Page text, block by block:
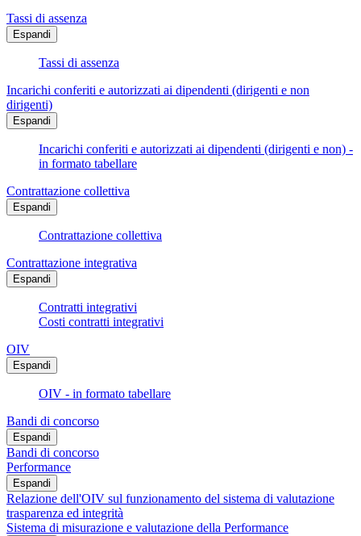
Tassi di assenza
Espandi
Tassi di assenza
Incarichi conferiti e autorizzati ai dipendenti (dirigenti e non
dirigenti)
Espandi
Incarichi conferiti e autorizzati ai dipendenti (dirigenti e non) -
in formato tabellare
Contrattazione collettiva
Espandi
Contrattazione collettiva
Contrattazione integrativa
Espandi
Contratti integrativi
Costi contratti integrativi
OIV
Espandi
OIV - in formato tabellare
Bandi di concorso
Espandi
Bandi di concorso
Performance
Espandi
Relazione dell'OIV sul funzionamento del sistema di valutazione
trasparenza ed integrità
Sistema di misurazione e valutazione della Performance